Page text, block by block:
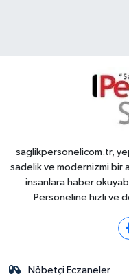
saglikpersonelicom.tr,
sadelik ve modernizmi bir
insanlara haber
Personeline hızlı ve
Nöbetçi Eczaneler